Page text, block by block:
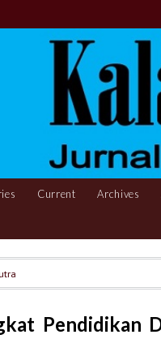
Current Archives
Pendidikan